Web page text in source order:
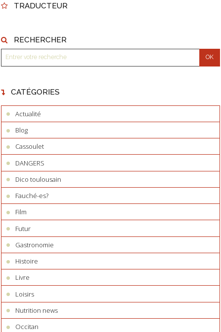
TRADUCTEUR
RECHERCHER
CATÉGORIES
Actualité
Blog
Cassoulet
DANGERS
Dico toulousain
Fauché-es?
Film
Futur
Gastronomie
Histoire
Livre
Loisirs
Nutrition news
Occitan